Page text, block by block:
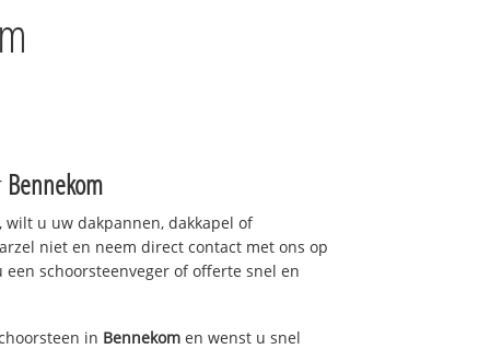
Bennekom
u uw dakpannen, dakkapel of
niet en neem direct contact met ons op
een schoorsteenveger of offerte snel en
in Bennekom en wenst u snel